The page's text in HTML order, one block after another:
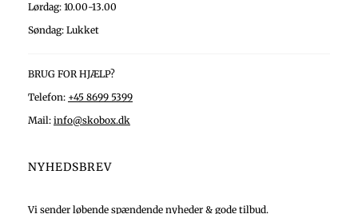
Lørdag: 10.00-13.00
Søndag: Lukket
BRUG FOR HJÆLP?
Telefon: +45 8699 5399
Mail: info@skobox.dk
NYHEDSBREV
Vi sender løbende spændende nyheder & gode tilbud.